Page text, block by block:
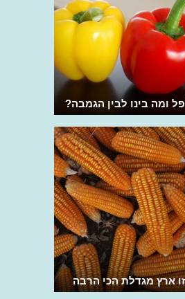
ומה בינו לבין הגמבה?
ארץ מגדלת הכי הרבה